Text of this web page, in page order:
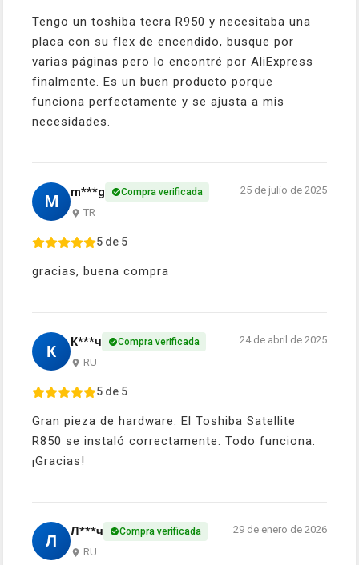
Tengo un toshiba tecra R950 y necesitaba una
placa con su flex de encendido, busque por
varias páginas pero lo encontré por AliExpress
finalmente. Es un buen producto porque
funciona perfectamente y se ajusta a mis
necesidades.
M m***g Compra verificada
TR
25 de julio de 2025
5 de 5
gracias, buena compra
К К***ч Compra verificada
RU
24 de abril de 2025
5 de 5
Gran pieza de hardware. El Toshiba Satellite
R850 se instaló correctamente. Todo funciona.
¡Gracias!
Л Л***ч Compra verificada
RU
29 de enero de 2026